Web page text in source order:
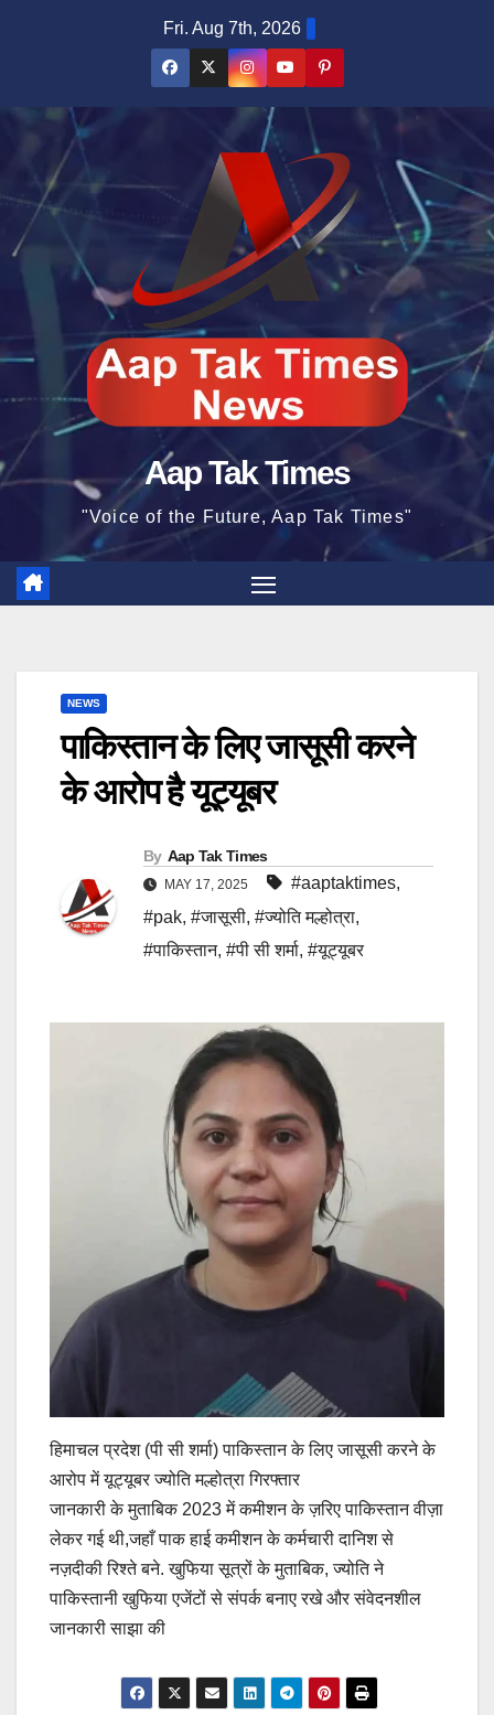
Fri. Aug 7th, 2026
Aap Tak Times
"Voice of the Future, Aap Tak Times"
NEWS
पाकिस्तान के लिए जासूसी करने
के आरोप है यूट्यूबर
By Aap Tak Times
MAY 17, 2025 #aaptaktimes,
#pak, #जासूसी, #ज्योति मल्होत्रा,
#पाकिस्तान, #पी सी शर्मा, #यूट्यूबर
हिमाचल प्रदेश (पी सी शर्मा) पाकिस्तान के लिए जासूसी करने के
आरोप में यूट्यूबर ज्योति मल्होत्रा गिरफ्तार
जानकारी के मुताबिक 2023 में कमीशन के ज़रिए पाकिस्तान वीज़ा
लेकर गई थी,जहाँ पाक हाई कमीशन के कर्मचारी दानिश से
नज़दीकी रिश्ते बने. खुफिया सूत्रों के मुताबिक, ज्योति ने
पाकिस्तानी खुफिया एजेंटों से संपर्क बनाए रखे और संवेदनशील
जानकारी साझा की